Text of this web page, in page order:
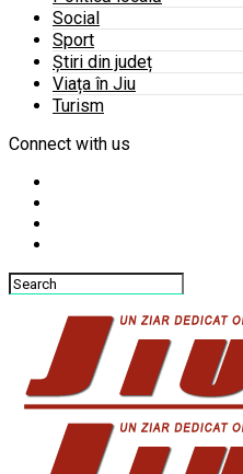
Social
Sport
Știri din județ
Viața în Jiu
Turism
Connect with us